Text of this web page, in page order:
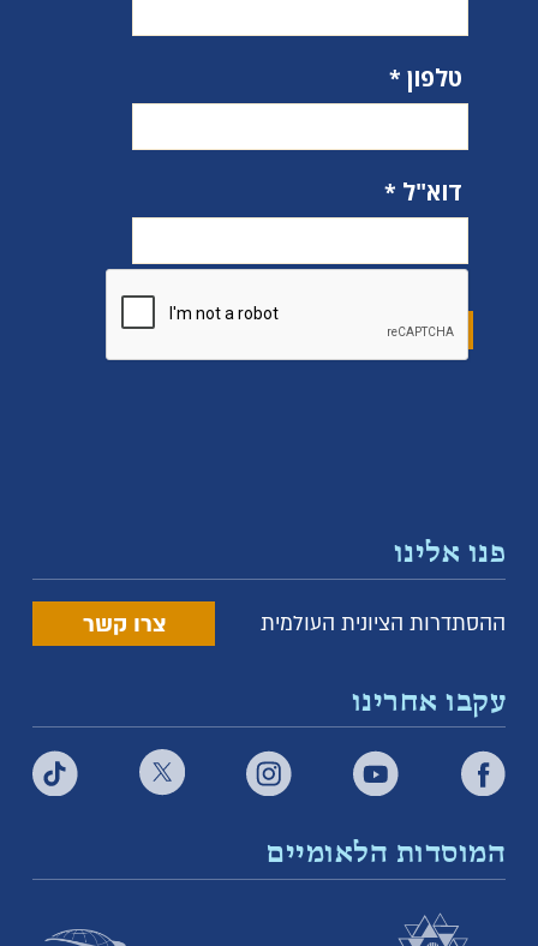
טלפון
דוא"ל
פנו אלינו
ההסתדרות הציונית העולמית צרו קשר
עקבו אחרינו
המוסדות הלאומיים